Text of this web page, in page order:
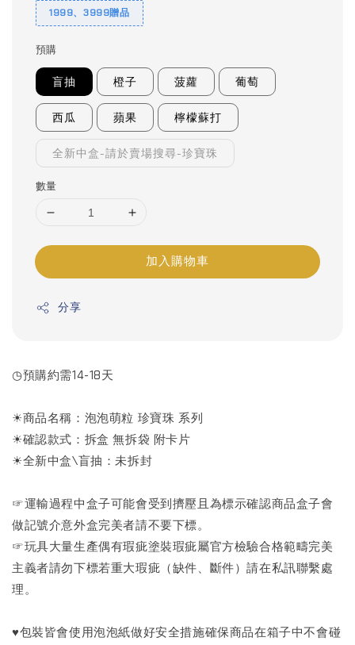
1999、3999贈品
預購
盲抽 橙子 菠蘿 葡萄
西瓜 蘋果 檸檬蘇打
全新中盒-請於賣場搜尋-珍寶珠
數量
加入購物車
分享
◷預購約需14-18天
☀商品名稱：泡泡萌粒 珍寶珠 系列
☀確認款式：拆盒 無拆袋 附卡片
☀全新中盒\盲抽：未拆封
☞運輸過程中盒子可能會受到擠壓且為標示確認商品盒子會
做記號介意外盒完美者請不要下標。
☞玩具大量生產偶有瑕疵塗裝瑕疵屬官方檢驗合格範疇完美
主義者請勿下標若重大瑕疵（缺件、斷件）請在私訊聯繫處
理。
♥包裝皆會使用泡泡紙做好安全措施確保商品在箱子中不會碰